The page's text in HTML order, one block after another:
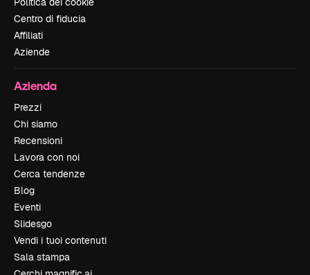
Centro di fiducia
Affiliati
Aziende
Azienda
Prezzi
Chi siamo
Recensioni
Lavora con noi
Cerca tendenze
Blog
Eventi
Slidesgo
Vendi i tuoi contenuti
Sala stampa